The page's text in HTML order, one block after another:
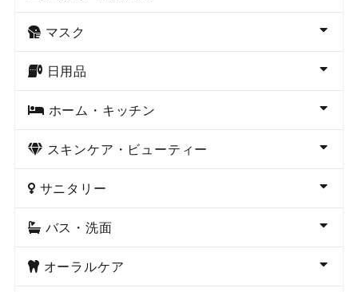
マスク
日用品
ホーム・キッチン
スキンケア・ビューティー
サニタリー
バス・洗面
オーラルケア